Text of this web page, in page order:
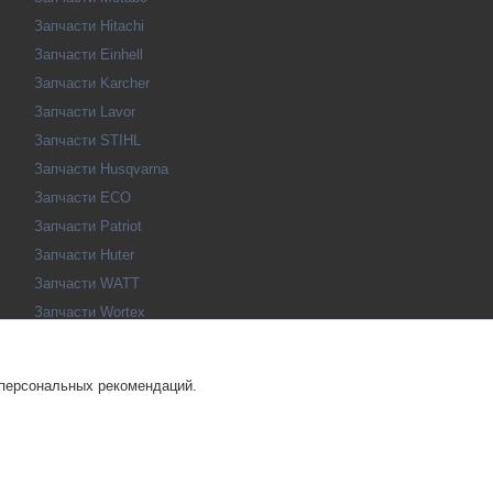
Запчасти Hitachi
Запчасти Einhell
Запчасти Karcher
Запчасти Lavor
Запчасти STIHL
Запчасти Husqvarna
Запчасти ECO
Запчасти Patriot
Запчасти Huter
Запчасти WATT
Запчасти Wortex
Купить запчасти для инструмента
рекомендаций.